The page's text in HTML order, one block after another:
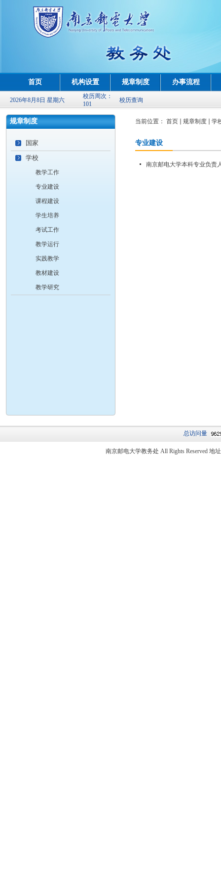
首页 机构设置 规章制度 办事流程
2026年8月8日 星期六
校历周次：
101
校历查询
规章制度 当前位置： 首页 规章制度 学
国家
学校
教学工作
专业建设
课程建设
学生培养
考试工作
教学运行
实践教学
教材建设
教学研究
专业建设
南京邮电大学本科专业负责
总访问量
南京邮电大学教务处 All Rights Reserved